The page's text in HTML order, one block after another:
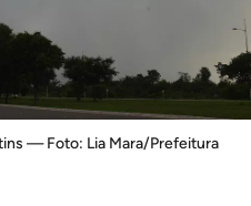
— Foto: Lia Mara/Prefeitura